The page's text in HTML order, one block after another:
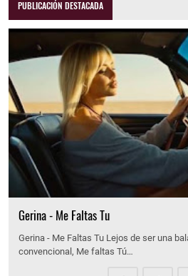
PUBLICACIÓN DESTACADA
Gerina - Me Faltas Tu
Gerina - Me Faltas Tu Lejos de ser una
convencional, Me faltas Tú…